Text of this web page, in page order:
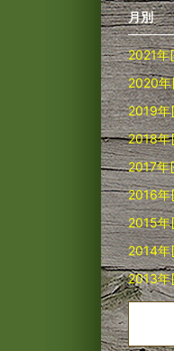
月別
2021年
2020年
2019年
2018年
2017年
2016年
2015年
2014年
2013年